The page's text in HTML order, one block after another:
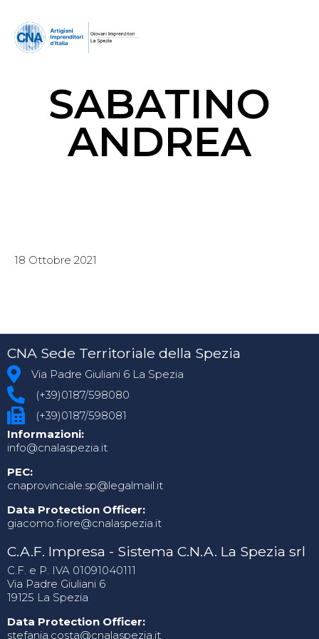
SABATINO
ANDREA
18 Ottobre 2021
CNA Sede Territoriale della Spezia
Via Padre Giuliani 6 La Spezia
(+39)0187/598080
(+39)0187/598081
Informazioni:
info@cnalaspezia.it
PEC:
cnaprovinciale.sp@legalmail.it
Data Protection Officer:
giacomo.fiore@cnalaspezia.it
C.A.F. Impresa - Sistema C.N.A. La Spezia srl
C.F. e P. IVA 01091040111
Via Padre Giuliani 6
19125 La Spezia
Data Protection Officer:
stefania.costa@cnalaspezia.it